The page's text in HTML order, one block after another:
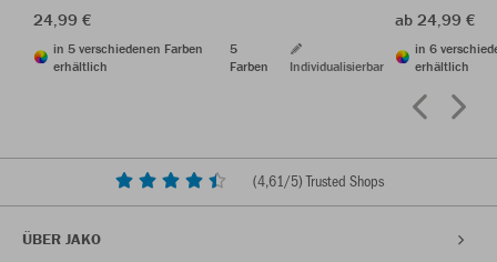
24,99 €
in 5 verschiedenen Farben
erhältlich
5
Farben
Individualisierbar
ab 24,99 €
in 6
erhältlich
(4,61/5) Trusted Shops
ÜBER JAKO